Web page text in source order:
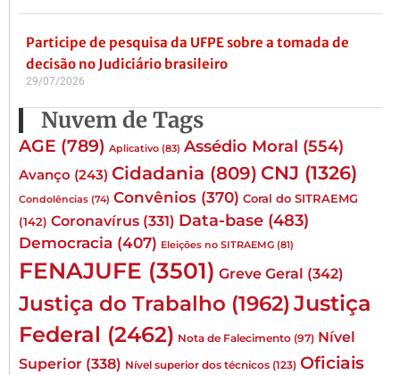
Participe de pesquisa da UFPE sobre a tomada de
decisão no Judiciário brasileiro
29/07/2026
Nuvem de Tags
AGE (789) Aplicativo (83) Assédio Moral (554)
Avanço (243) Cidadania (809) CNJ (1326)
Condolências (74) Convênios (370) Coral do SITRAEMG
(142) Coronavírus (331) Data-base (483)
Democracia (407) Eleições no SITRAEMG (81)
FENAJUFE (3501) Greve Geral (342)
Justiça do Trabalho (1962) Justiça
Federal (2462) Nota de Falecimento (97) Nível
Superior (338) Nível superior dos técnicos (123) Oficiais